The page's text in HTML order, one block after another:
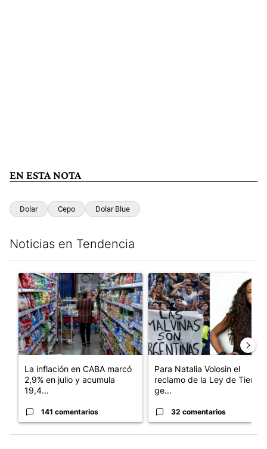
EN ESTA NOTA
Dolar Cepo Dolar Blue
Noticias en Tendencia
Un artículo de tendencia con el título "La inflación en CABA
La inflación en CABA marcó
2,9% en julio y acumula
19,4...
141 comentarios
Un artículo de tendencia con
Para Natalia Volosin el
reclamo de la Ley de Tierras
ge...
32 comentarios